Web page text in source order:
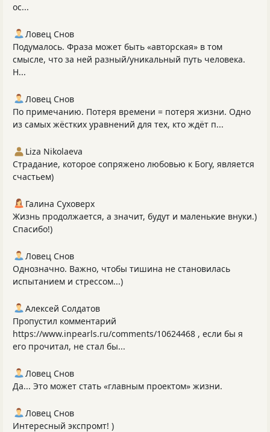
ос...
Ловец Снов
Подумалось. Фраза может быть «авторская» в том
смысле, что за ней разный/уникальный путь человека.
Н...
Ловец Снов
По примечанию. Потеря времени = потеря жизни. Одно
из самых жёстких уравнений для тех, кто ждёт п...
Liza Nikolaeva
Страдание, которое сопряжено любовью к Богу, является
счастьем)
Галина Суховерх
Жизнь продолжается, а значит, будут и маленькие внуки.)
Спасибо!)
Ловец Снов
Однозначно. Важно, чтобы тишина не становилась
испытанием и стрессом...)
Алексей Солдатов
Пропустил комментарий
https://www.inpearls.ru/comments/10624468 , если бы я
его прочитал, не стал бы...
Ловец Снов
Да... Это может стать «главным проектом» жизни.
Ловец Снов
Интересный экспромт! )